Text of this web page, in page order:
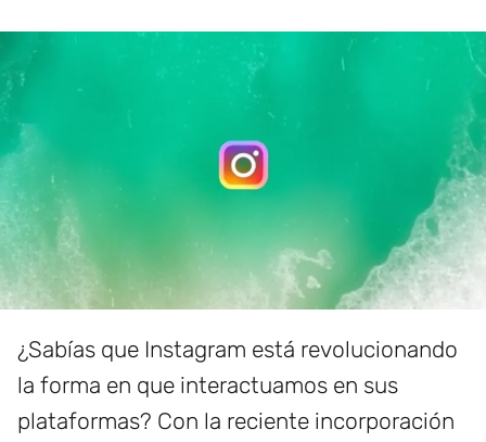
¿Sabías que Instagram está revolucionando
la forma en que interactuamos en sus
plataformas? Con la reciente incorporación